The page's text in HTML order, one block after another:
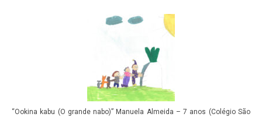
“Ookina kabu (O grande nabo)” Manuela Almeida – 7 anos (Colégio São